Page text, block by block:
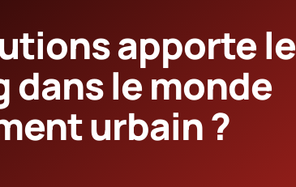
apporte le
dans le monde
urbain ?